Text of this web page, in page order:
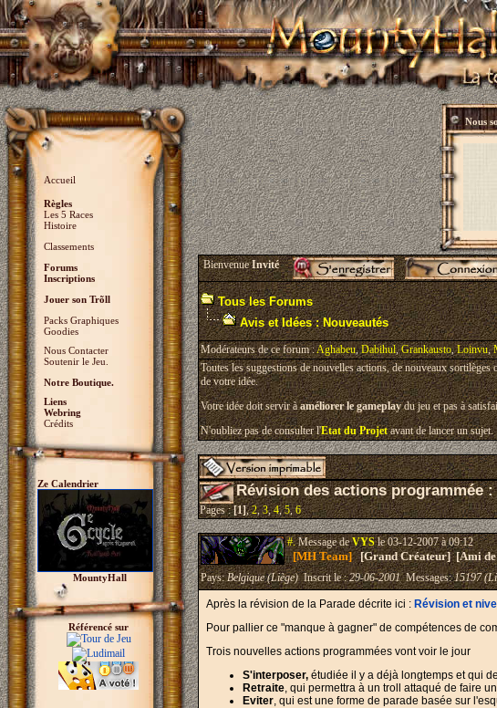
Accueil
Règles
Les 5 Races
Histoire
Classements
Forums
Inscriptions
Jouer son Trõll
Packs Graphiques
Goodies
Nous Contacter
Soutenir le Jeu.
Notre Boutique.
Liens
Webring
Crédits
Ze Calendrier
MountyHall
Référencé sur
Nous
BienvenueInvité
Tous les Forums
Avis et Idées : Nouveautés
Modérateurs de ce forum :Aghabeu,Dabihul,Grankausto,Loinvu,
Toutes les suggestions de nouvelles actions, de nouveaux
de votre idée.
Votre idée doit servir àaméliorer le gameplaydu jeu et pas à
N'oubliez pas de consulter l'Etat du Projetavant de lancer un sujet.
Révision des actions programmée :
Pages :[1],2,3,4,5,6
#.Message deVYSle 03-12-2007 à 09:12
[MH Team][Grand Créateur] [Ami
Pays:Belgique (Liège)Inscrit le :29-06-2001Messages:15197
Après la révision de la Parade décrite ici : Révision et
Pour pallier ce "manque à gagner" de compétences de
Trois nouvelles actions programmées vont voir le jour
S'interposer, étudiée il y a déjà longtemps et qui
Retraite, qui permettra à un troll attaqué de faire
Eviter, qui est une forme de parade basée sur